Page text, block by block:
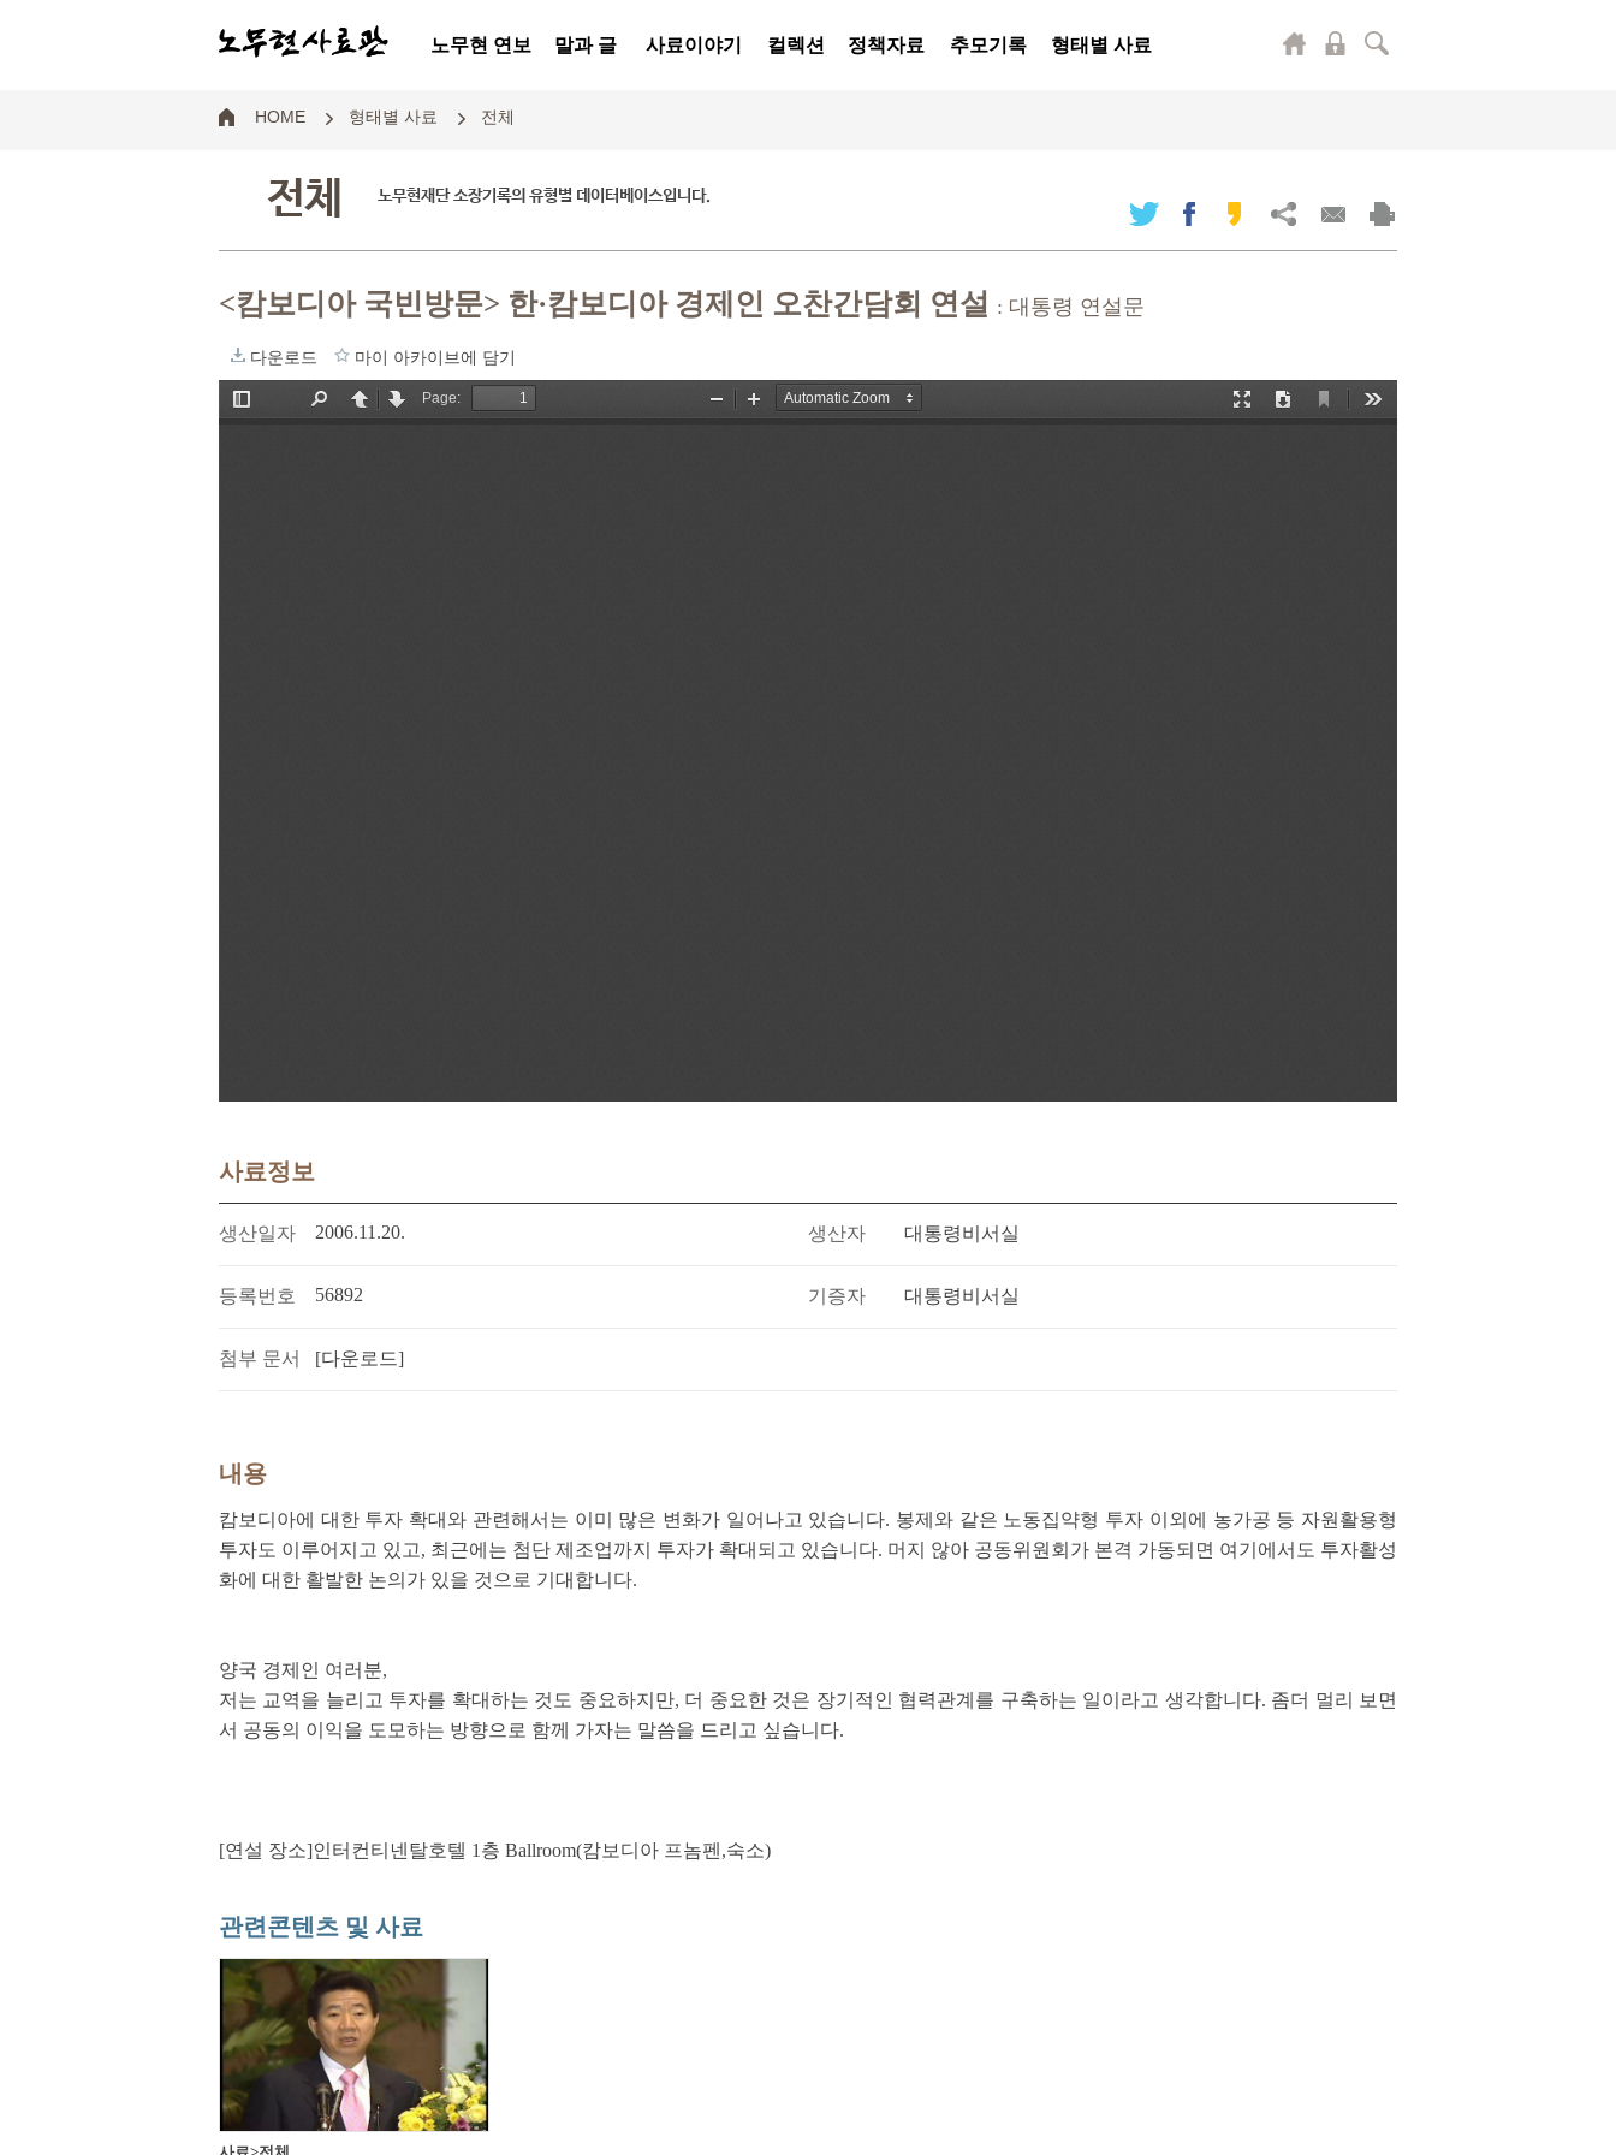
노무현 연보 말과 글 사료이야기 컬렉션 정책자료 추모기록 형태별 사료
HOME 형태별 사료 전체
전체 노무현재단 소장기록의 유형별 데이터베이스입니다.
<캄보디아 국빈방문> 한·캄보디아 경제인 오찬간담회 연설 : 대통령 연설문
다운로드 마이 아카이브에 담기
사료정보
생산일자 2006.11.20. 생산자 대통령비서실
등록번호 56892 기증자 대통령비서실
첨부 문서 [다운로드]
내용
캄보디아에 대한 투자 확대와 관련해서는 이미 많은 변화가 일어나고 있습니다. 봉제와 같은 노동집약형 투자 이외에 농가공 등 자원활용형
투자도 이루어지고 있고, 최근에는 첨단 제조업까지 투자가 확대되고 있습니다. 머지 않아 공동위원회가 본격 가동되면 여기에서도 투자활성
화에 대한 활발한 논의가 있을 것으로 기대합니다.
양국 경제인 여러분,
저는 교역을 늘리고 투자를 확대하는 것도 중요하지만, 더 중요한 것은 장기적인 협력관계를 구축하는 일이라고 생각합니다. 좀더 멀리 보면
서 공동의 이익을 도모하는 방향으로 함께 가자는 말씀을 드리고 싶습니다.
[연설 장소]인터컨티넨탈호텔 1층 Ballroom(캄보디아 프놈펜,숙소)
관련콘텐츠 및 사료